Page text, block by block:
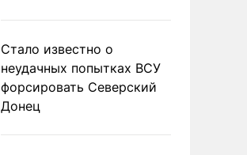
Стало известно о
неудачных попытках ВСУ
форсировать Северский
Донец